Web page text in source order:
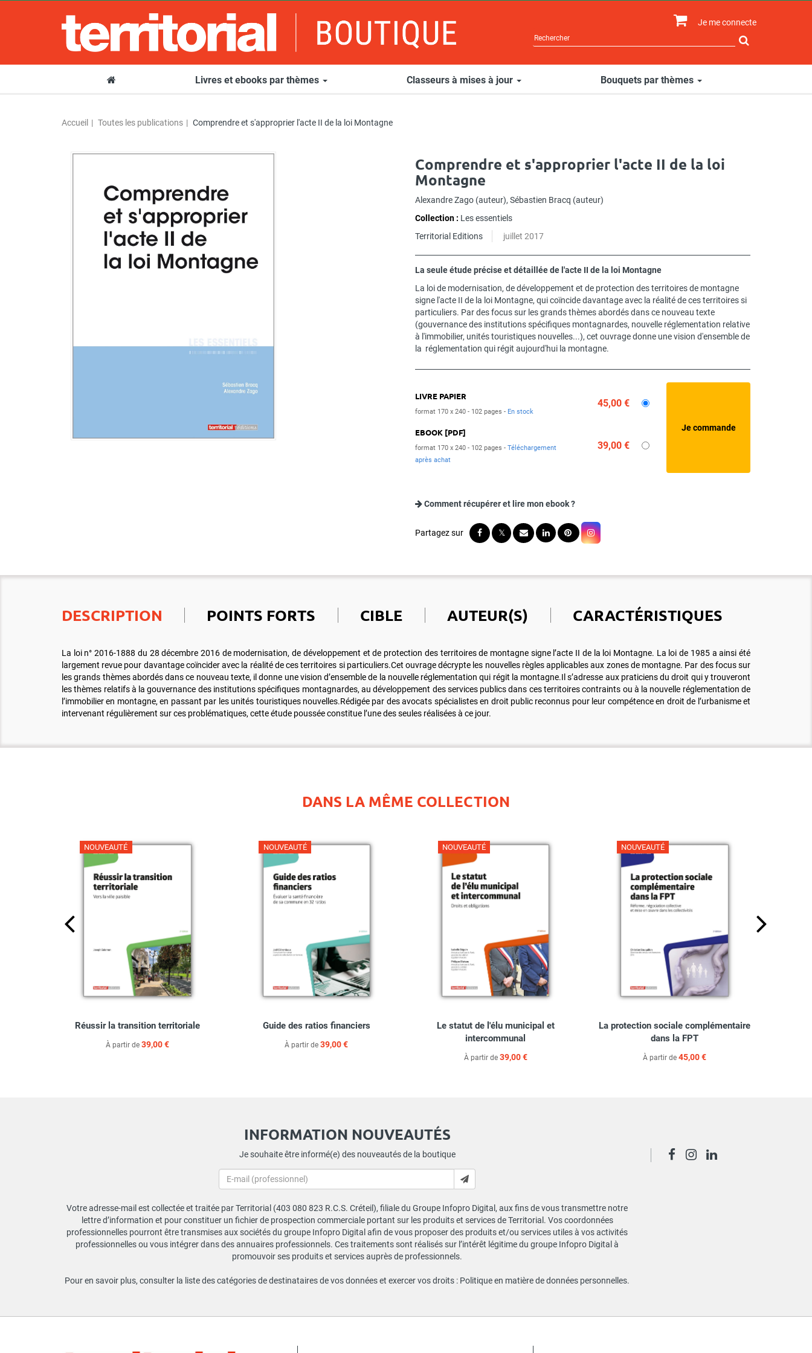
Je me connecte
Livres et ebooks par thèmes Classeurs à mises à jour Bouquets par thèmes
Accueil Toutes les publications Comprendre et s'approprier l'acte II de la loi Montagne
Comprendre et s'approprier l'acte II de la loi
Montagne
Alexandre Zago (auteur), Sébastien Bracq (auteur)
Collection : Les essentiels
Territorial Editions
juillet 2017
La seule étude précise et détaillée de l'acte II de la loi Montagne
La loi de modernisation, de développement et de protection des territoires de montagne
signe l'acte II de la loi Montagne, qui coïncide davantage avec la réalité de ces territoires si
particuliers. Par des focus sur les grands thèmes abordés dans ce nouveau texte
(gouvernance des institutions spécifiques montagnardes, nouvelle réglementation relative
à l'immobilier, unités touristiques nouvelles...), cet ouvrage donne une vision d'ensemble de
la réglementation qui régit aujourd'hui la montagne.
LIVRE PAPIER
format 170 x 240 102 pages En stock
45,00 €
EBOOK [PDF]
format 170 x 240 102 pages
Téléchargement
après achat
39,00 €
Comment récupérer et lire mon ebook ?
DESCRIPTION POINTS FORTS CIBLE AUTEUR(S) CARACTÉRISTIQUES
La loi n° 2016-1888 du 28 décembre 2016 de modernisation, de développement et de protection des territoires de montagne signe l’acte II de la loi Montagne. La loi de 1985 a ainsi été
largement revue pour davantage coïncider avec la réalité de ces territoires si particuliers.Cet ouvrage décrypte les nouvelles règles applicables aux zones de montagne. Par des focus sur
les grands thèmes abordés dans ce nouveau texte, il donne une vision d’ensemble de la nouvelle réglementation qui régit la montagne.Il s’adresse aux praticiens du droit qui y trouveront
les thèmes relatifs à la gouvernance des institutions spécifiques montagnardes, au développement des services publics dans ces territoires contraints ou à la nouvelle réglementation de
l’immobilier en montagne, en passant par les unités touristiques nouvelles.Rédigée par des avocats spécialistes en droit public reconnus pour leur compétence en droit de l’urbanisme et
intervenant régulièrement sur ces problématiques, cette étude poussée constitue l’une des seules réalisées à ce jour.
DANS LA MÊME COLLECTION
NOUVEAUTÉ
Réussir la transition territoriale
À partir de39,00 €
NOUVEAUTÉ
Guide des ratios financiers
À partir de39,00 €
NOUVEAUTÉ
Le statut de l'élu municipal et
intercommunal
À partir de 39,00 €
NOUVEAUTÉ
La protection sociale complémentaire
dans la FPT
À partir de 45,00 €
INFORMATION NOUVEAUTÉS
Je souhaite être informé(e) des nouveautés de la boutique
Votre adresse-mail est collectée et traitée par Territorial (403 080 823 R.C.S. Créteil), filiale du Groupe Infopro Digital, aux fins de vous transmettre notre
lettre d’information et pour constituer un fichier de prospection commerciale portant sur les produits et services de Territorial. Vos coordonnées
professionnelles pourront être transmises aux sociétés du groupe Infopro Digital afin de vous proposer des produits et/ou services utiles à vos activités
professionnelles ou vous intégrer dans des annuaires professionnels. Ces traitements sont réalisés sur l’intérêt légitime du groupe Infopro Digital à
promouvoir ses produits et services auprès de professionnels.
Pour en savoir plus, consulter la liste des catégories de destinataires de vos données et exercer vos droits : Politique en matière de données personnelles.